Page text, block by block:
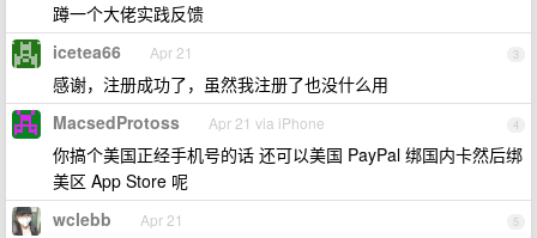
蹲一个大佬实践反馈
3
icetea66 Apr 21
感谢，注册成功了，虽然我注册了也没什么用
4
MacsedProtoss Apr 21 via iPhone
你搞个美国正经手机号的话 还可以美国 PayPal 绑国内卡然后绑
美区 App Store 呢
5
wclebb Apr 21